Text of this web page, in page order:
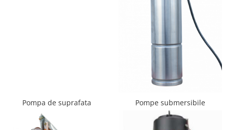
Radiatoare aluminiu OSCAR
Radiatoare CONDOR
Pompa de suprafata Pompe submersibile